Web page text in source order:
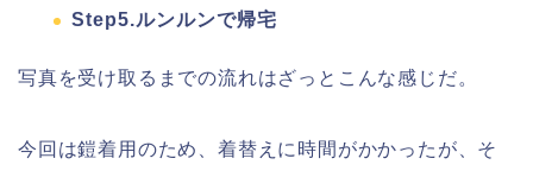
Step5.ルンルンで帰宅
写真を受け取るまでの流れはざっとこんな感じだ。
今回は鎧着用のため、着替えに時間がかかったが、そ